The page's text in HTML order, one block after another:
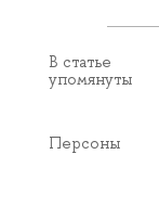
В статье
упомянуты
Персоны